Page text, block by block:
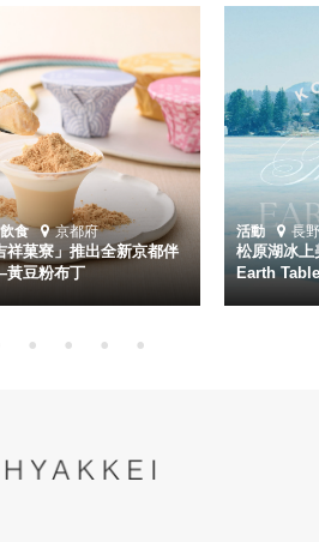
飲食 京都府
祥菓寮」推出全新京都伴
豆粉布丁
活動 長
松原湖冰
Earth